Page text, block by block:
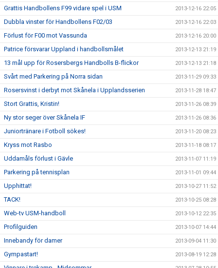
Grattis Handbollens F99 vidare spel i USM 2013-12-16 22:05
Dubbla vinster för Handbollens F02/03 2013-12-16 22:03
Förlust för F00 mot Vassunda 2013-12-16 20:00
Patrice försvarar Uppland i handbollsmålet 2013-12-13 21:19
13 mål upp för Rosersbergs Handbolls B-flickor 2013-12-13 21:18
Svårt med Parkering på Norra sidan 2013-11-29 09:33
Rosersvinst i derbyt mot Skånela i Upplandsserien 2013-11-28 18:47
Stort Grattis, Kristin! 2013-11-26 08:39
Ny stor seger över Skånela IF 2013-11-26 08:36
Juniortränare i Fotboll sökes! 2013-11-20 08:23
Kryss mot Rasbo 2013-11-18 08:17
Uddamåls förlust i Gävle 2013-11-07 11:19
Parkering på tennisplan 2013-11-01 09:44
Upphittat! 2013-10-27 11:52
TACK! 2013-10-25 08:28
Web-tv USM-handboll 2013-10-12 22:35
Profilguiden 2013-10-07 14:44
Innebandy för damer 2013-09-04 11:30
Gympastart! 2013-08-19 12:28